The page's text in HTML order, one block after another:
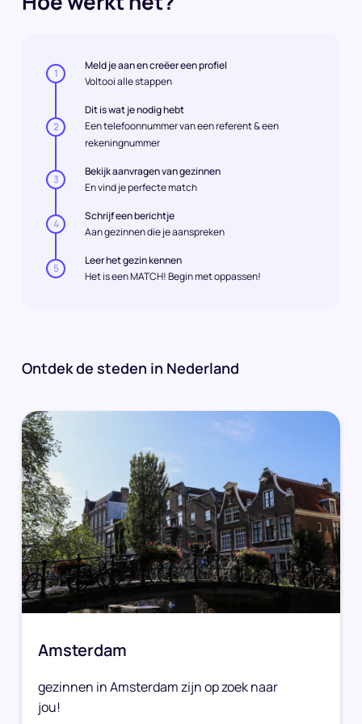
1
Meld je aan en creëer een profiel
Voltooi alle stappen
2
Dit is wat je nodig hebt
Een telefoonnummer van een referent & een
rekeningnummer
3
Bekijk aanvragen van gezinnen
En vind je perfecte match
4
Schrijf een berichtje
Aan gezinnen die je aanspreken
5
Leer het gezin kennen
Het is een MATCH! Begin met oppassen!
Ontdek de steden in Nederland
Amsterdam
gezinnen in Amsterdam zijn op zoek naar
jou!